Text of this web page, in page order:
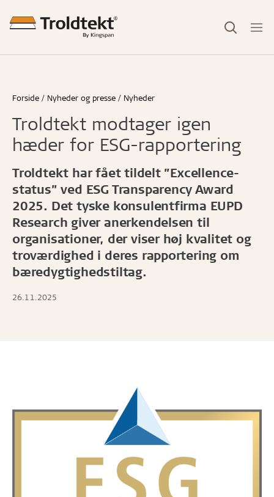
Forside Nyheder og presse Nyheder
Troldtekt modtager igen
hæder for ESG-rapportering
Troldtekt har fået tildelt ”Excellence-
status” ved ESG Transparency Award
2025. Det tyske konsulentfirma EUPD
Research giver anerkendelsen til
organisationer, der viser høj kvalitet og
troværdighed i deres rapportering om
bæredygtighedstiltag.
26.11.2025